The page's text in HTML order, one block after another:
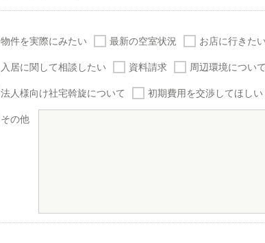
物件を実際にみたい 最新の空室状況 お店に行きたい
入居に関して相談したい 資料請求 周辺環境につい
法人様向け社宅斡旋について 初期費用を交渉してほしい
その他